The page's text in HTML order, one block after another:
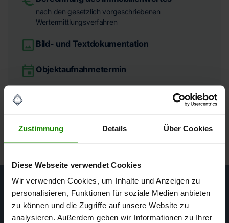
Zustimmung Details Über Cookies
Diese Webseite verwendet Cookies
Wir verwenden Cookies, um Inhalte und Anzeigen zu
personalisieren, Funktionen für soziale Medien anbieten
zu können und die Zugriffe auf unsere Website zu
analysieren. Außerdem geben wir Informationen zu Ihrer
nach den gesetzlich vorgeschriebenen
Wertermittlungsverfahren
Bild- und Textdokumentation
Objektaufnahmetermin
Ihr Gutachterteam